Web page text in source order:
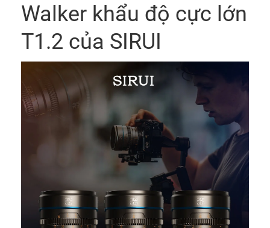
Walker khẩu độ cực lớn
T1.2 của SIRUI